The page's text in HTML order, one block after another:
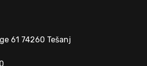
61 74260 Tešanj